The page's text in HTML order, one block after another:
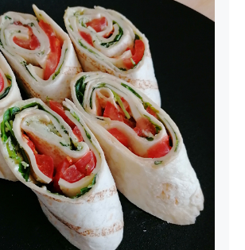
– Tomate Wraps (5 Stück)